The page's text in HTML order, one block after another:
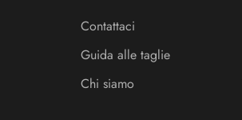
Contattaci
Guida alle taglie
Chi siamo